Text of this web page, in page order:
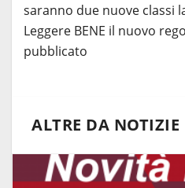
saranno due nuove classi
Leggere BENE il nuovo
pubblicato
ALTRE DA NOTIZIE